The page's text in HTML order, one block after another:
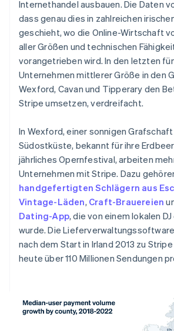
Internethandel ausbauen. Die Daten
dass genau dies in zahlreichen
geschieht, wo die Online-Wirtschaft
aller Größen und technischen
vorangetrieben wird. In den letzten
Unternehmen mittlerer Größe in den
Wexford, Cavan und Tipperary den
Stripe umsetzen, verdreifacht.
In Wexford, einer sonnigen
Südostküste, bekannt für ihre
jährliches Opernfestival, arbeiten
Unternehmen mit Stripe. Dazu
handgefertigten Schlägern aus
Vintage-Läden, Craft-Brauereien
Dating-App, die von einem lokalen
wurde. Die
nach dem Start in Irland 2013 zu
heute über 110 Millionen Sendungen